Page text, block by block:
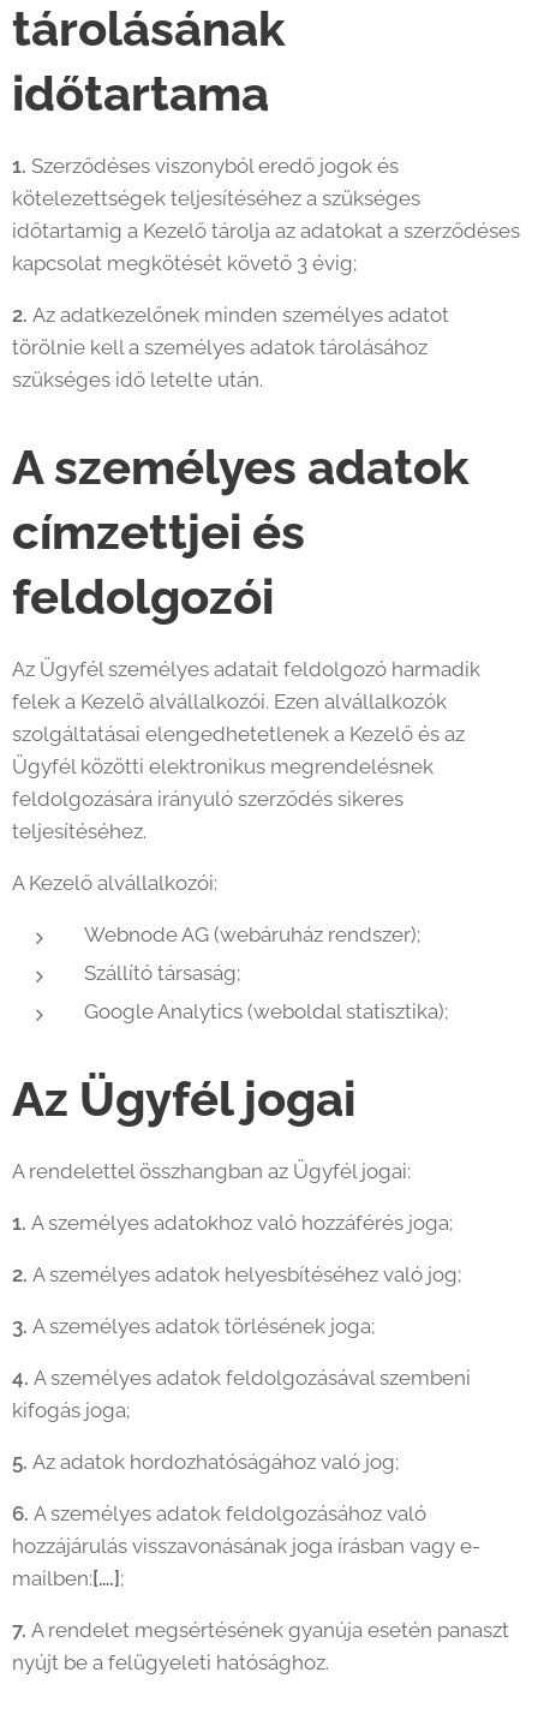
tárolásának
időtartama
1. Szerződéses viszonyból eredő jogok és
kötelezettségek teljesítéséhez a szükséges
időtartamig a Kezelő tárolja az adatokat a szerződéses
kapcsolat megkötését követő 3 évig;
2. Az adatkezelőnek minden személyes adatot
törölnie kell a személyes adatok tárolásához
szükséges idő letelte után.
A személyes adatok
címzettjei és
feldolgozói
Az Ügyfél személyes adatait feldolgozó harmadik
felek a Kezelő alvállalkozói. Ezen alvállalkozók
szolgáltatásai elengedhetetlenek a Kezelő és az
Ügyfél közötti elektronikus megrendelésnek
feldolgozására irányuló szerződés sikeres
teljesítéséhez.
A Kezelő alvállalkozói:
Webnode AG (webáruház rendszer);
Szállító társaság;
Google Analytics (weboldal statisztika);
Az Ügyfél jogai
A rendelettel összhangban az Ügyfél jogai:
1. A személyes adatokhoz való hozzáférés joga;
2. A személyes adatok helyesbítéséhez való jog;
3. A személyes adatok törlésének joga;
4. A személyes adatok feldolgozásával szembeni
kifogás joga;
5. Az adatok hordozhatóságához való jog;
6. A személyes adatok feldolgozásához való
hozzájárulás visszavonásának joga írásban vagy e-
mailben: [….] ;
7. A rendelet megsértésének gyanúja esetén panaszt
nyújt be a felügyeleti hatósághoz.